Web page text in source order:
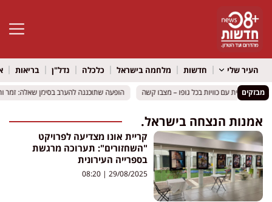
פתח
העיר שלי חדשות מלחמה בישראל כלכלה נדל"ן בריאות
מבזקים הופעה שתוכננה להערב בסימן שאלה: זמר
הופעה שתוכננה להערב בסימן שאלה: זמר
אמנות הנצחה בישראל.
קריית אונו מצדיעה לפרויקט
"השחזורים": תערוכה מרגשת
בספרייה העירונית
29/08/2025